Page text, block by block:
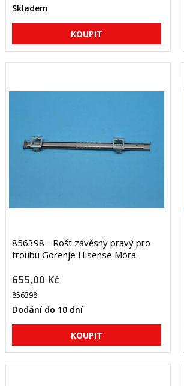
Skladem
856398 - Rošt závěsný pravý pro
troubu Gorenje Hisense Mora
655,00 Kč
856398
Dodání do 10 dní